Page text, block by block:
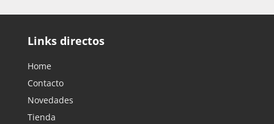
Links directos
Home
Contacto
Novedades
Tienda